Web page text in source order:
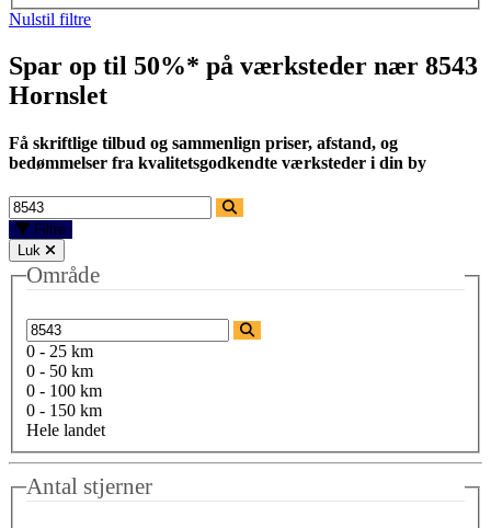
Nulstil filtre
Spar op til 50%* på værksteder nær 8543
Hornslet
Få skriftlige tilbud og sammenlign priser, afstand, og
bedømmelser fra kvalitetsgodkendte værksteder i din by
Filtre
Luk
Område
0 - 25 km
0 - 50 km
0 - 100 km
0 - 150 km
Hele landet
Antal stjerner